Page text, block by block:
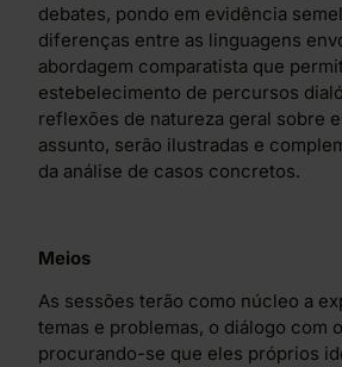
debates, pondo em evidência
diferenças entre as linguagens
abordagem comparatista que
estebelecimento de percursos
reflexões de natureza geral sobre
assunto, serão ilustradas e
da análise de casos concretos.
Meios
As sessões terão como núcleo a
temas e problemas, o diálogo com
procurando-se que eles próprios